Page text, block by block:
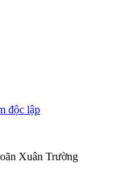
độc lập
Xuân Trường